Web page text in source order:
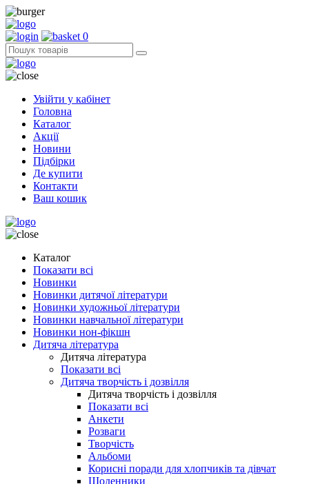
0
Увійти у кабінет
Головна
Каталог
Акції
Новини
Підбірки
Де купити
Контакти
Ваш кошик
Каталог
Показати всі
Новинки
Новинки дитячої літератури
Новинки художньої літератури
Новинки навчальної літератури
Новинки нон-фікшн
Дитяча література
Дитяча література
Показати всі
Дитяча творчість і дозвілля
Дитяча творчість і дозвілля
Показати всі
Анкети
Розваги
Творчість
Альбоми
Корисні поради для хлопчиків та дівчат
Щоденники